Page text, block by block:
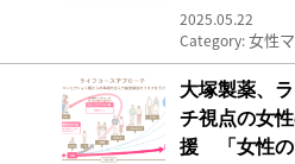
2025.05.22
Category:女性
大塚製薬、ラ
大塚製薬、
チ視点の女
援 「女性の